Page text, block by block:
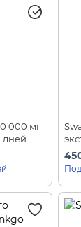
000 мг
дней